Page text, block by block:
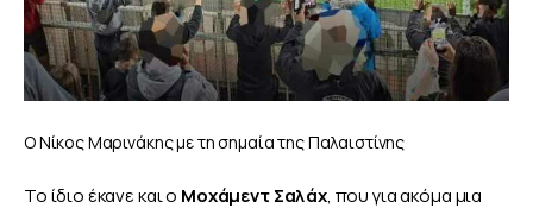
Ο Νίκος Μαρινάκης με τη σημαία της Παλαιστίνης
Το ίδιο έκανε και ο ΜοχάμεντΣαλάχ, που για ακόμα μια